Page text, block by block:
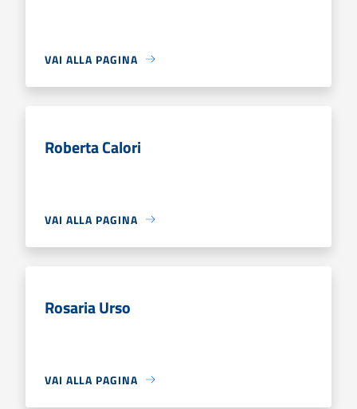
VAI ALLA PAGINA
Roberta Calori
VAI ALLA PAGINA
Rosaria Urso
VAI ALLA PAGINA